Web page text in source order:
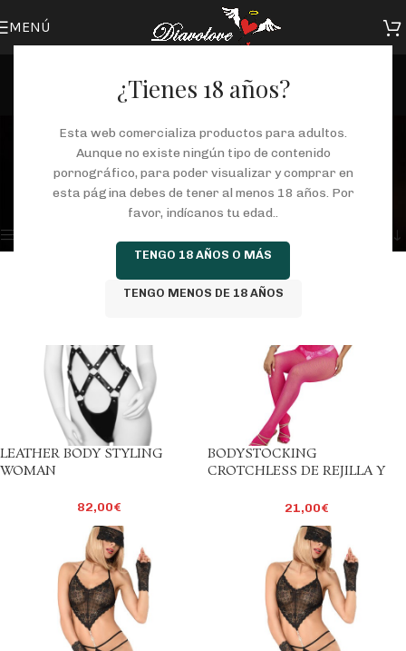
¿Tienes 18 años?
Esta web comercializa productos para adultos.
Aunque no existe ningún tipo de contenido
pornográfico, para poder visualizar y comprar en
esta página debes de tener al menos 18 años. Por
favor, indícanos tu edad..
TENGO 18 AÑOS O MÁS
TENGO MENOS DE 18 AÑOS
MENÚ
LENCERIA MUJER
Categorías
Tienda/LENCERIA/LENCERIA MUJER
Mostrando 1–12 de 38 resultados
LEATHER BODY STYLING
WOMAN
82,00€
BODYSTOCKING
CROTCHLESS DE REJILLA Y
ROSA TALLA ÚNICA
21,00€